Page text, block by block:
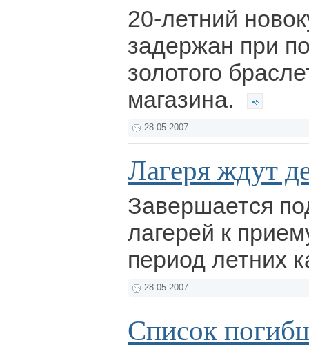
20-летний
задержан при
золотого
магазина.
28.05.2007
Лагеря ждут
Завершается
лагерей к
период летних
28.05.2007
Список